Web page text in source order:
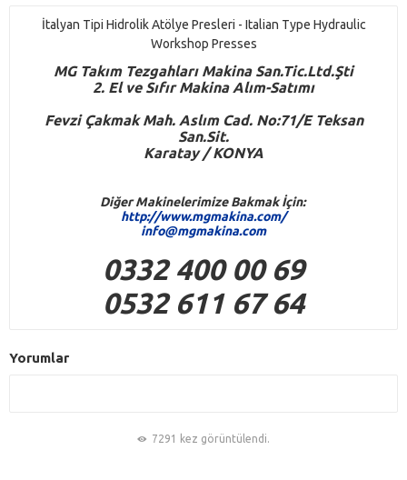
İtalyan Tipi Hidrolik Atölye Presleri - Italian Type Hydraulic
Workshop Presses
MGTakım Tezgahları Makina San.Tic.Ltd.Şti
2. El ve Sıfır Makina Alım-Satımı
Fevzi Çakmak Mah. Aslım Cad. No:71/E Teksan
San.Sit.
Karatay / KONYA
Diğer Makinelerimize Bakmak İçin:
http://www.mgmakina.com/
info@mgmakina.com
0332 400 00 69
0532 611 67 64
Yorumlar
7291 kez görüntülendi.